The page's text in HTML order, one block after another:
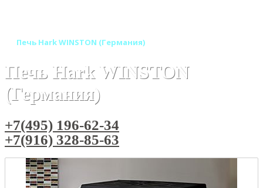
Печь Hark WINSTON (Германия)
Печь Hark WINSTON
(Германия)
+7(495) 196-62-34
+7(916) 328-85-63